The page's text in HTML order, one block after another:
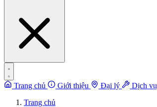
Trang chủ Giới thiệu Đại lý Dịch vụ
Trang chủ